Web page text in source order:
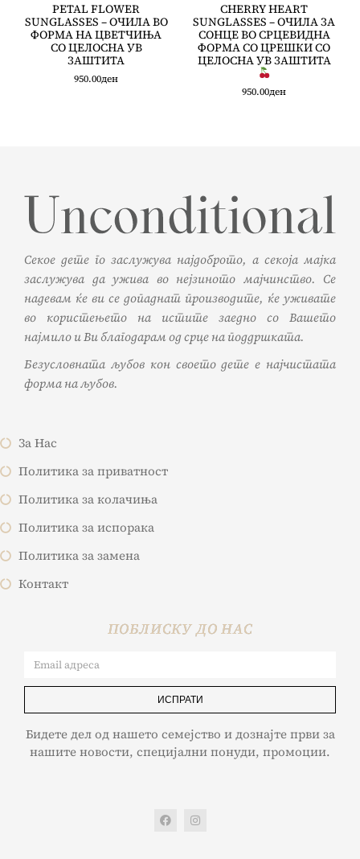
PETAL FLOWER
SUNGLASSES – ОЧИЛА ВО
ФОРМА НА ЦВЕТЧИЊА
СО ЦЕЛОСНА УВ
ЗАШТИТА
950.00ден
CHERRY HEART
SUNGLASSES – ОЧИЛА ЗА
СОНЦЕ ВО СРЦЕВИДНА
ФОРМА СО ЦРЕШКИ СО
ЦЕЛОСНА УВ ЗАШТИТА
950.00ден
Секое дете го заслужува најдоброто, а секоја мајка
заслужува да ужива во нејзиното мајчинство. Се
надевам ќе ви се допаднат производите, ќе уживате
во користењето на истите заедно со Вашето
најмило и Ви благодарам од срце на поддршката.
Безусловната љубов кон своето дете е најчистата
форма на љубов.
За Нас
Политика за приватност
Политика за колачиња
Политика за испорака
Политика за замена
Контакт
ПОБЛИСКУ ДО НАС
ИСПРАТИ
Бидете дел од нашето семејство и дознајте први за
нашите новости, специјални понуди, промоции.